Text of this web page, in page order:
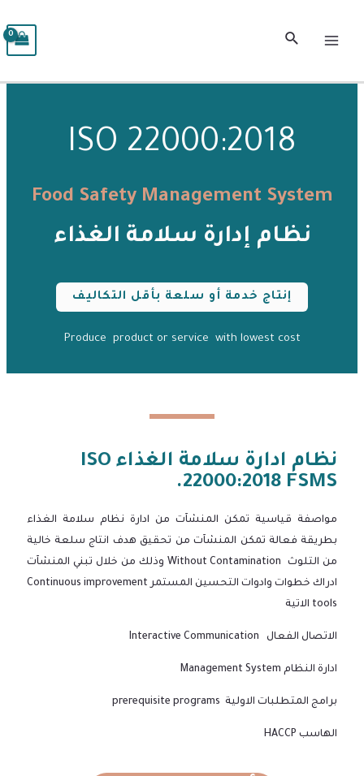
MENU
البحث
ISO 22000:2018
Food Safety Management System
نظام إدارة سلامة الغذاء
إنتاج خدمة أو سلعة بأقل التكاليف
Produce product or service with lowest cost
نظام ادارة سلامة الغذاء ISO
22000:2018 FSMS.
مواصفة قياسية تمكن المنشآت من ادارة نظام سلامة الغذاء
بطريقة فعالة تمكن المنشآت من تحقيق هدف انتاج سلعة خالية
من التلوث Without Contamination وذلك من خلال تبني المنشآت
ادراك خطوات وادوات التحسين المستمر Continuous improvement
tools الاتية
الاتصال الفعال Interactive Communication
ادارة النظام Management System
برامج المتطلبات الاولية prerequisite programs
الهاسب HACCP